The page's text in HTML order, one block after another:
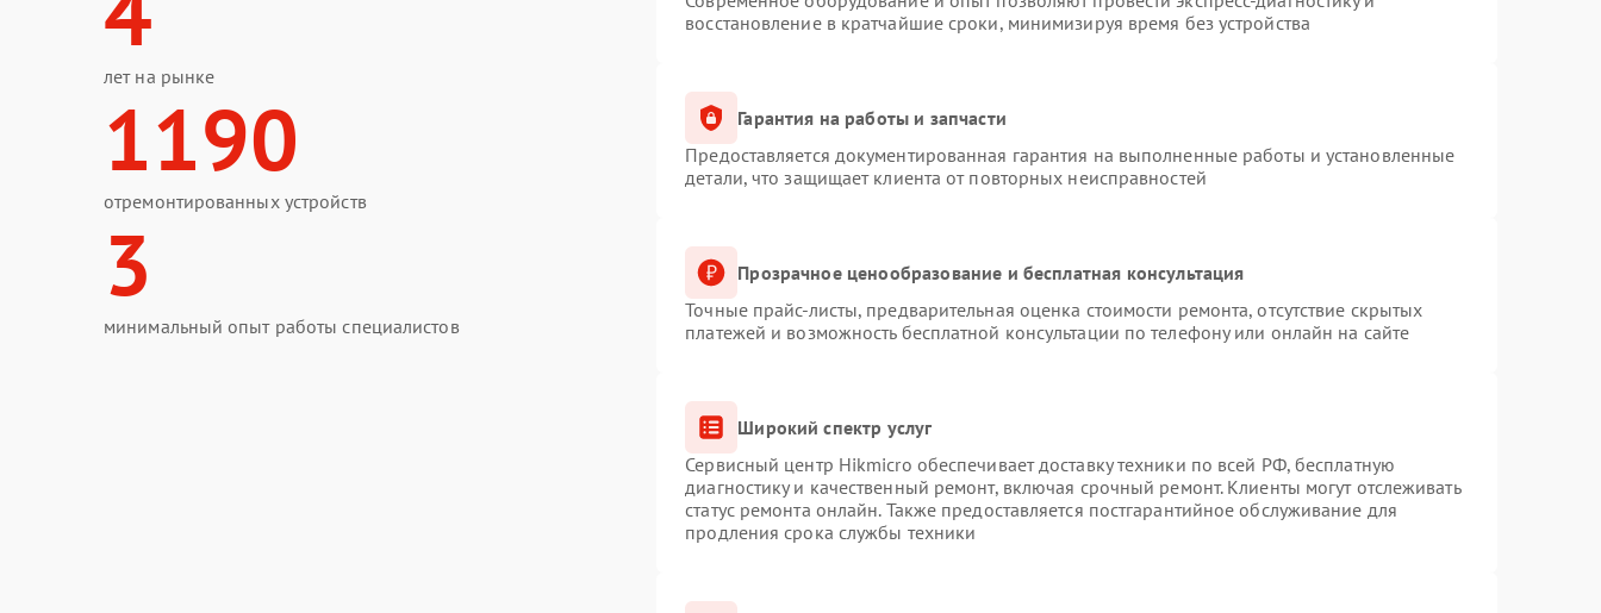
лет на рынке
1190
отремонтированных устройств
3
минимальный опыт работы специалистов
восстановление в кратчайшие сроки, минимизируя время без устройства
Гарантия на работы и запчасти
Предоставляется документированная гарантия на выполненные работы и установленные
детали, что защищает клиента от повторных неисправностей
Прозрачное ценообразование и бесплатная консультация
Точные прайс-листы, предварительная оценка стоимости ремонта, отсутствие скрытых
платежей и возможность бесплатной консультации по телефону или онлайн на сайте
Широкий спектр услуг
Сервисный центр Hikmicro обеспечивает доставку техники по всей РФ, бесплатную
диагностику и качественный ремонт, включая срочный ремонт. Клиенты могут отслеживать
статус ремонта онлайн. Также предоставляется постгарантийное обслуживание для
продления срока службы техники